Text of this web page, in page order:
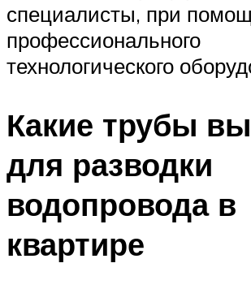
специалисты, при
профессионального
технологического
Какие трубы
для разводки
водопровода в
квартире